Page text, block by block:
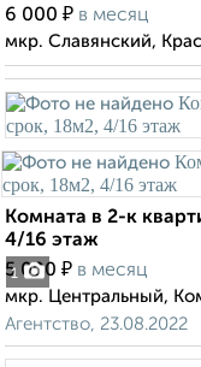
6 000 ₽ в месяц
мкр. Славянский,
1
Комната в 2-к
4/16 этаж
5 000 ₽ в месяц
мкр. Центральный,
Агентство, 23.08.2022